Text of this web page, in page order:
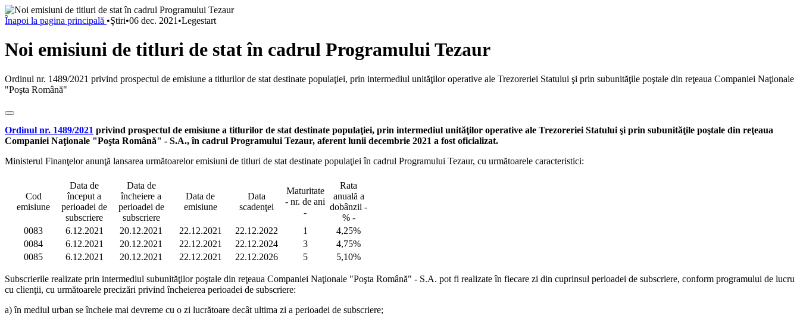
Înapoi la pagina principală •Ştiri•06 dec. 2021 •Legestart
Noi emisiuni de titluri de stat în cadrul Programului Tezaur
Ordinul nr. 1489/2021 privind prospectul de emisiune a titlurilor de stat destinate populaţiei, prin intermediul unităţilor operative ale Trezoreriei Statului şi prin subunităţile poştale din reţeaua Companiei Naţionale
"Poşta Română"
Ordinul nr. 1489/2021 privind prospectul de emisiune a titlurilor de stat destinate populaţiei, prin intermediul unităţilor operative ale Trezoreriei Statului şi prin subunităţile poştale din reţeaua
Companiei Naţionale "Poşta Română" - S.A., în cadrul Programului Tezaur, aferent lunii decembrie 2021 a fost oficializat.
Ministerul Finanţelor anunţă lansarea următoarelor emisiuni de titluri de stat destinate populaţiei în cadrul Programului Tezaur, cu următoarele caracteristici:
Cod
emisiune
Data de
început a
perioadei de
subscriere
Data de
încheiere a
perioadei de
subscriere
Data de
emisiune
Data
scadenţei
Maturitate
- nr. de ani
-
Rata
anuală a
dobânzii -
% -
0083
6.12.2021 20.12.2021 22.12.2021 22.12.2022 1
4,25%
0084
6.12.2021 20.12.2021 22.12.2021 22.12.2024 3
4,75%
0085
6.12.2021 20.12.2021 22.12.2021 22.12.2026 5 5,10%
Subscrierile realizate prin intermediul subunităţilor poştale din reţeaua Companiei Naţionale "Poşta Română" - S.A. pot fi realizate în fiecare zi din cuprinsul perioadei de subscriere, conform programului de lucru
cu clienţii, cu următoarele precizări privind încheierea perioadei de subscriere:
a) în mediul urban se încheie mai devreme cu o zi lucrătoare decât ultima zi a perioadei de subscriere;